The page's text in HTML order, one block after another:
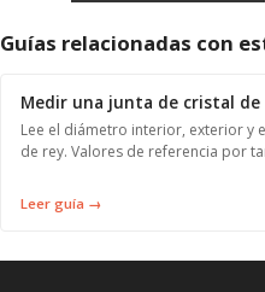
Guías relacionadas con
Medir una junta de cristal de
Lee el diámetro interior, exterior y
de rey. Valores de referencia por
Leer guía →